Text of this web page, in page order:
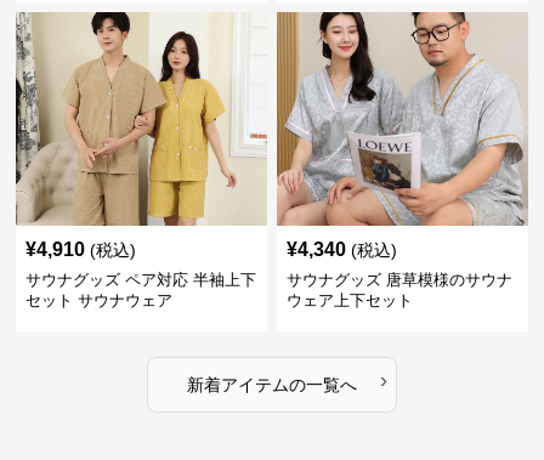
¥4,910 (税込)
サウナグッズ ペア対応 半袖上下
セット サウナウェア
¥4,340 (税込)
サウナグッズ 唐草模様のサウナ
ウェア上下セット
新着アイテムの一覧へ ›